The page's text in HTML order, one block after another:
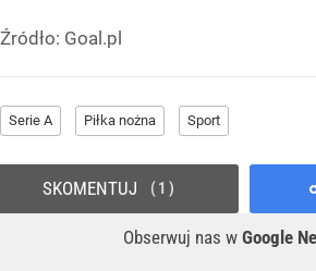
Źródło: Goal.pl
Serie A Piłka nożna Sport
Obserwuj nas w Google
SKOMENTUJ 1